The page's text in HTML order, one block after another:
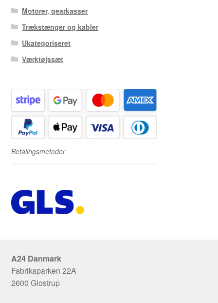
Motorer, gearkasser
Trækstænger og kabler
Ukategoriseret
Værktøjssæt
Betalingsmetoder
A24 Danmark
Fabriksparken 22A
2600 Glostrup